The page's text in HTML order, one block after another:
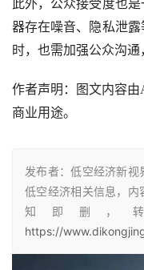
此外，公众接受度也
器存在噪音、隐私泄
时，也需加强公众沟通
作者声明：图文内容
商业用途。
发布者：低空经济新
低空经济相关信息，内
知即删，
https://